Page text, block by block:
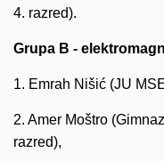
4. razred).
Grupa B -
1. Emrah Nišić (JU
2. Amer Moštro
razred),